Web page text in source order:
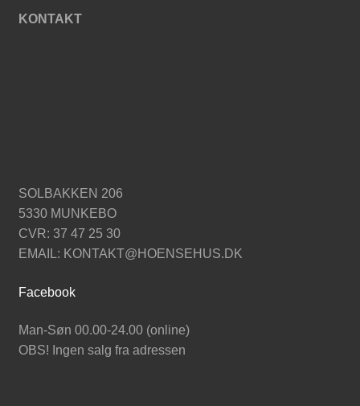
KONTAKT
SOLBAKKEN 206
5330 MUNKEBO
CVR: 37 47 25 30
EMAIL: KONTAKT@HOENSEHUS.DK
Facebook
Man-Søn 00.00-24.00 (online)
OBS! Ingen salg fra adressen